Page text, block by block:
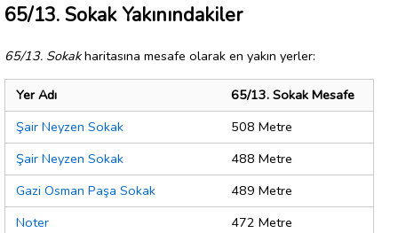
65/13. Sokak Yakınındakiler
65/13. Sokakharitasına mesafe olarak en yakın yerler:
Yer Adı
65/13. Sokak Mesafe
Şair Neyzen Sokak
508 Metre
Şair Neyzen Sokak
488 Metre
Gazi Osman Paşa Sokak
489 Metre
Noter
472 Metre